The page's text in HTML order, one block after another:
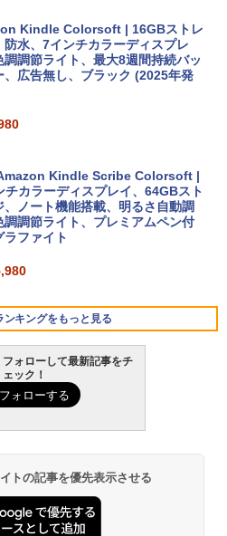
限定】 HP ノートパソコ
15.6インチ 16GBメモリ 512GB
ンテル Core 5
ートパソコン WE1-K3 (MS 365 P
Copilotキー搭載/Win 11/15.6型/
16GB/SSD 512GB/ホワイト) FM
、10/mac対応|PC2台
& Bedrock Edition | オンライ
ハイパー・カタログ: 本体ハ
リストと最新エミュレータ紹介
Kindle Colorsoft | 16GBストレ
防水、7インチカラーディスプレ
調調節ライト、最大8週間持続バッ
、広告無し、ブラック (2025年発
Kindle Scribe Colorsoft |
チカラーディスプレイ、64GBスト
、ノート機能搭載、明るさ自動調
調調節ライト、プレミアムペン付
ラファイト
キングをもっと見る
ォローして最新記事をチ
ェック！
トの記事を優先表示させる